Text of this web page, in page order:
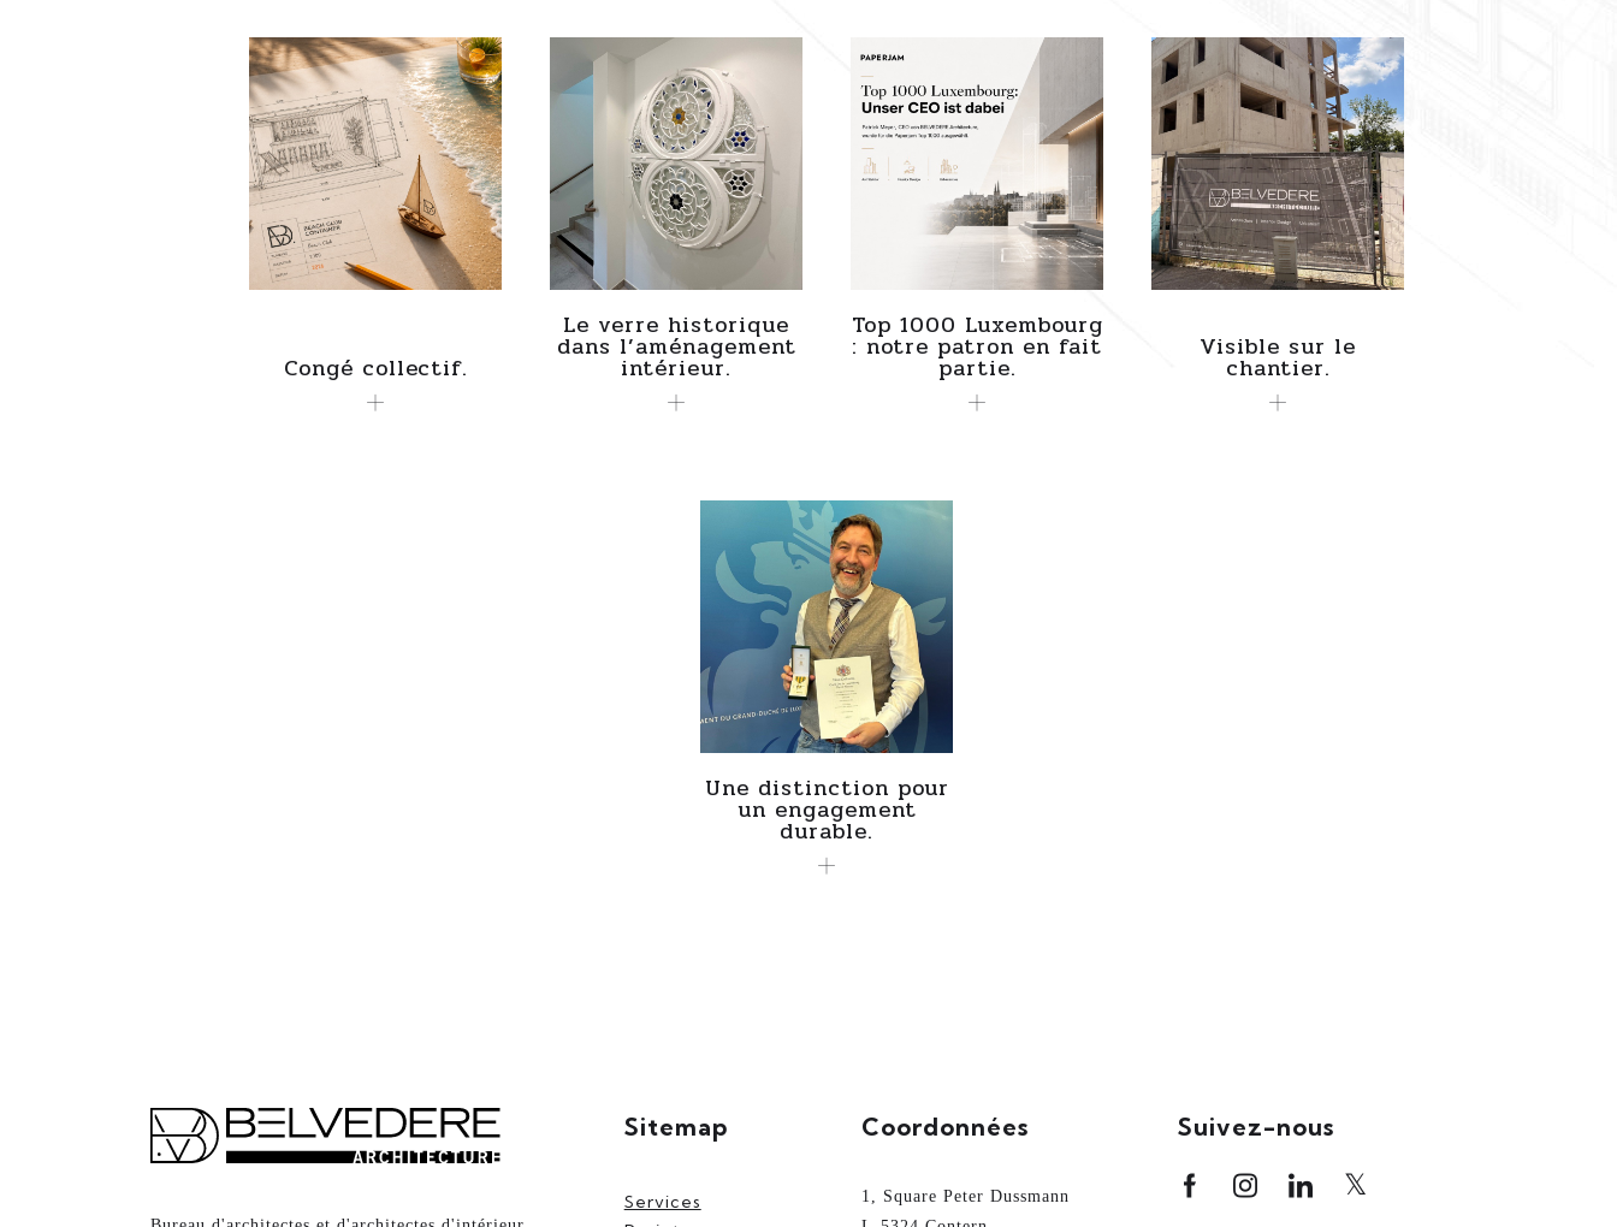
Congé collectif.
Le verre historique
dans l’aménagement
intérieur.
Top 1000 Luxembourg
: notre patron en fait
partie.
Visible sur le
chantier.
Une distinction pour
un engagement
durable.
Sitemap
Services
Coordonnées
1, Square Peter Dussmann
Suivez-nous